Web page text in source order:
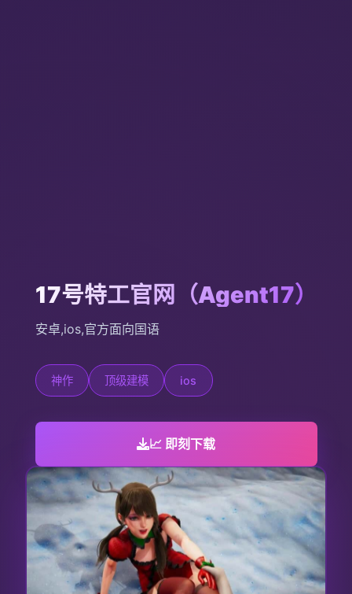
17号特工官网（Agent17）
安卓,ios,官方面向国语
神作 顶级建模 ios
📈 即刻下载